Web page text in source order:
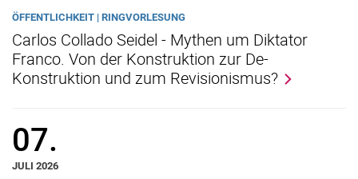
ÖFFENTLICHKEIT | RINGVORLESUNG
Carlos Collado Seidel - Mythen um Diktator
Franco. Von der Konstruktion zur De-
Konstruktion und zum Revisionismus?
07.
JULI 2026